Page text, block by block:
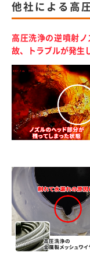
他社による高
高圧洗浄の逆噴射
故、トラブルが発生